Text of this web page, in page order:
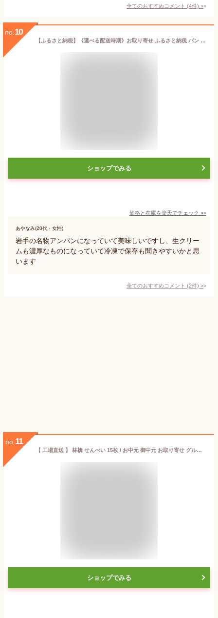
全てのおすすめコメント (4件) >
no. 10
【ふるさと納税】《選べる配送時期》お取り寄せ ふるさと納税 パン スイーツ 岩手まるごと 生クリーム あんぱん 5個 セット おすすめ 大人気 ぱん ギフト 冷凍 洋菓子 ケーキ
ショップでみる
価格と在庫を楽天でチェック >>
あやなみ(20代・女性)
岩手の名物アンパンになっていて美味しいですし、生クリー
ムも濃厚なものになっていて冷凍で保存も聞きやすいかと思
います
全てのおすすめコメント (2件) >
no. 11
【 工場直送 】 林檎 せんべい 15枚 / お中元 御中元 お取り寄せ グルメ 夏ギフト 残暑見舞い / 南部せんべい乃巖手屋 小松製菓 / お菓子 せんべい 煎餅 南部せんべい ギフト 贈り物 お土産 おみやげ 詰め合わせ 詰合せ 御供 日持ち ご挨拶 東北 岩手 人気 おやつ
ショップでみる